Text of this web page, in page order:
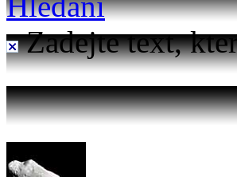
Zadejte text,